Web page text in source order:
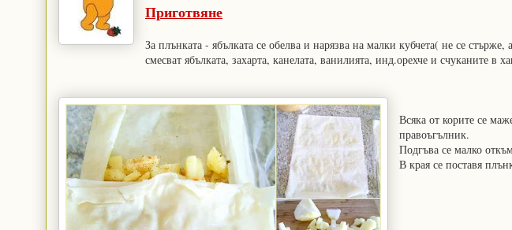
Приготвяне
За плънката - ябълката се обелва и нарязва на малки кубчета( не се
смесват ябълката, захарта, канелата, ванилията, инд.орехче и счуканите в
Всяка от корите се
правоъгълник.
Подгъва се малко
В края се поставя